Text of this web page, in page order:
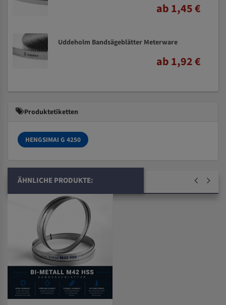
ab 1,45 €
Uddeholm Bandsägeblätter Meterware
ab 1,92 €
Produktetiketten
HENGSIMAI G 4250
ÄHNLICHE PRODUKTE: